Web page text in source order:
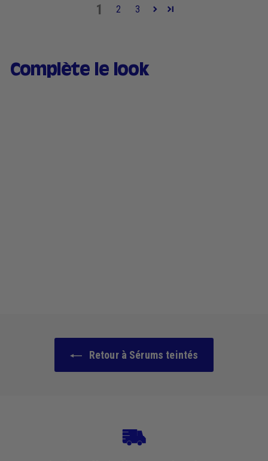
1 2 3
Complète le look
Retour à Sérums teintés